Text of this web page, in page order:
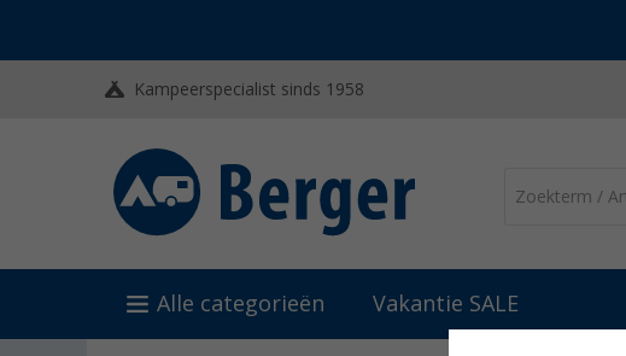
Kampeerspecialist sinds 1958
Alle categorieën Vakantie SALE